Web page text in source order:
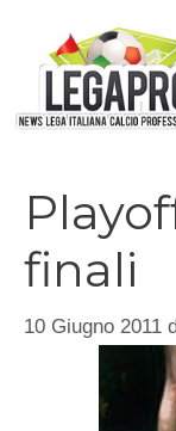
contenuto
finali
10 Giugno 2011